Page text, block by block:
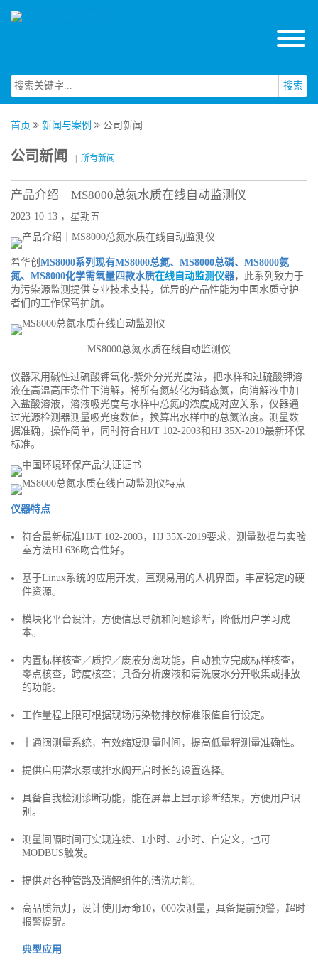
搜索
首页 新闻与案例 公司新闻
公司新闻 所有新闻
产品介绍｜MS8000总氮水质在线自动监测仪
2023-10-13 ，星期五
希华创 MS8000系列现有MS8000总氮、MS8000总磷、MS8000氨
氮、MS8000化学需氧量四款水质在线自动监测仪器，此系列致力于
为污染源监测提供专业技术支持，优异的产品性能为中国水质守护
者们的工作保驾护航。
MS8000总氮水质在线自动监测仪
仪器采用碱性过硫酸钾氧化-紫外分光光度法，把水样和过硫酸钾溶
液在高温高压条件下消解，将所有氮转化为硝态氮，向消解液中加
入盐酸溶液，溶液吸光度与水样中总氮的浓度成对应关系，仪器通
过光源检测器测量吸光度数值，换算出水样中的总氮浓度。测量数
据准确，操作简单，同时符合HJ/T 102-2003和HJ 35X-2019最新环保
标准。
仪器特点
符合最新标准HJ/T 102-2003，HJ 35X-2019要求，测量数据与实验
室方法HJ 636吻合性好。
基于Linux系统的应用开发，直观易用的人机界面，丰富稳定的硬
件资源。
模块化平台设计，方便信息导航和问题诊断，降低用户学习成
本。
内置标样核查／质控／废液分离功能，自动独立完成标样核查，
零点核查，跨度核查；具备分析废液和清洗废水分开收集或排放
的功能。
工作量程上限可根据现场污染物排放标准限值自行设定。
十通阀测量系统，有效缩短测量时间，提高低量程测量准确性。
提供启用潜水泵或排水阀开启时长的设置选择。
具备自我检测诊断功能，能在屏幕上显示诊断结果，方便用户识
别。
测量间隔时间可实现连续、1小时、2小时、自定义，也可
MODBUS触发。
提供对各种管路及消解组件的清洗功能。
高品质氘灯，设计使用寿命10，000次测量，具备提前预警，超时
报警提醒。
典型应用